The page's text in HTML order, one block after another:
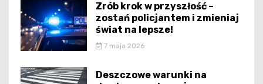
Zrób krok w przyszłość –
zostań policjantem i zmieniaj
świat na lepsze!
7 maja 2026
Deszczowe warunki na